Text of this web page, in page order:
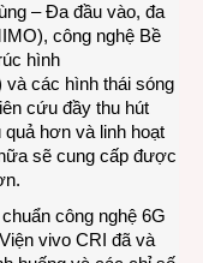
– Đa đầu vào, đa
công nghệ Bề
hình
và các hình thái sóng
cứu đầy thu hút
hơn và linh hoạt
sẽ cung cấp được
công nghệ 6G
vivo CRI đã và